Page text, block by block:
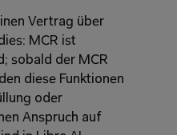
Vertrag über
MCR ist
sobald der MCR
diese Funktionen
oder
Anspruch auf